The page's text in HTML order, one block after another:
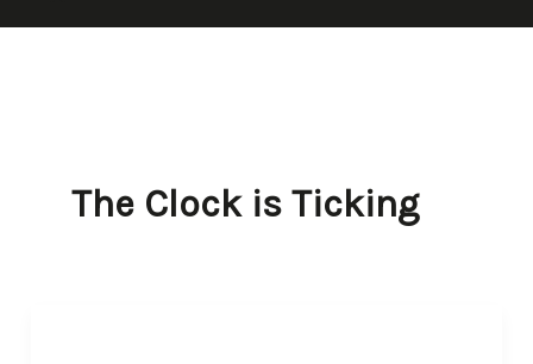
The Clock is Ticking